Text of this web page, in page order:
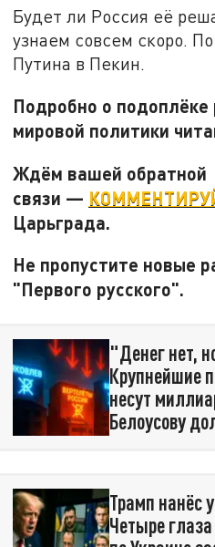
Будет ли Россия её
узнаем совсем скоро.
Путина в Пекин.
Подробно о
мировой политики
Ждём вашей обратной
связи —
Царьграда.
Не пропустите новые
"Первого русского".
"Денег нет,
Крупнейшие
несут
Белоусову
Трамп нанёс
Четыре